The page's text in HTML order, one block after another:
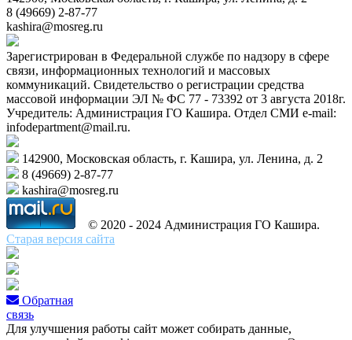
8 (49669) 2-87-77
kashira@mosreg.ru
Зарегистрирован в Федеральной службе по надзору в сфере
связи, информационных технологий и массовых
коммуникаций. Свидетельство о регистрации средства
массовой информации ЭЛ № ФС 77 - 73392 от 3 августа 2018г.
Учредитель: Администрация ГО Кашира. Отдел СМИ e-mail:
infodepartment@mail.ru.
142900, Московская область, г. Кашира, ул. Ленина, д. 2
8 (49669) 2-87-77
kashira@mosreg.ru
© 2020 - 2024 Администрация ГО Кашира.
Старая версия сайта
Обратная
связь
Для улучшения работы сайт может собирать данные,